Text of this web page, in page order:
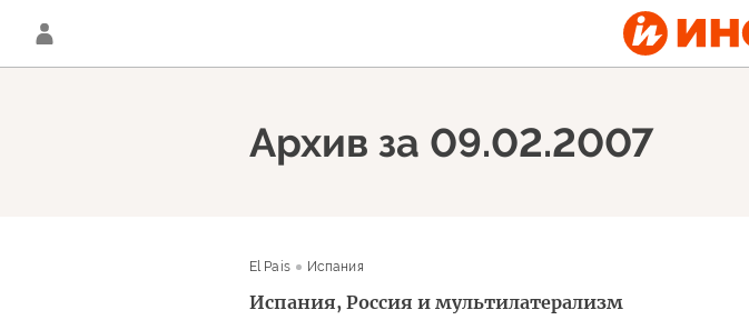
Архив за 09.02.2007
El Pais Испания
Испания, Россия и мультилатерализм